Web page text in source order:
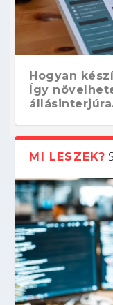
Hogyan
Így
MI LESZEK?